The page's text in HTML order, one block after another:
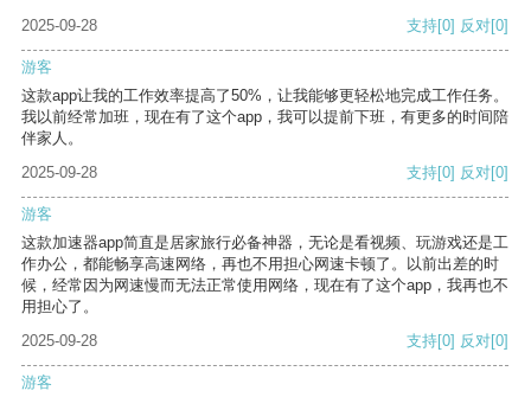
2025-09-28 支持[0] 反对[0]
游客
这款app让我的工作效率提高了50%，让我能够更轻松地完成工作任务。
我以前经常加班，现在有了这个app，我可以提前下班，有更多的时间陪
伴家人。
2025-09-28
支持[0] 反对[0]
游客
这款加速器app简直是居家旅行必备神器，无论是看视频、玩游戏还是工
作办公，都能畅享高速网络，再也不用担心网速卡顿了。以前出差的时
候，经常因为网速慢而无法正常使用网络，现在有了这个app，我再也不
用担心了。
2025-09-28
支持[0] 反对[0]
游客